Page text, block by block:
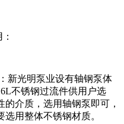
新光明泵业设有轴钢泵体
不锈钢过流件供用户选
介质，选用轴钢泵即可，
用整体不锈钢材质。